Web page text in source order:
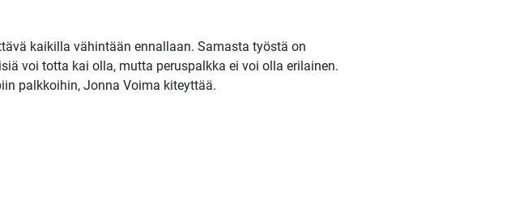
kaikilla vähintään ennallaan. Samasta työstä on
voi totta kai olla, mutta peruspalkka ei voi olla erilainen.
palkkoihin, Jonna Voima kiteyttää.